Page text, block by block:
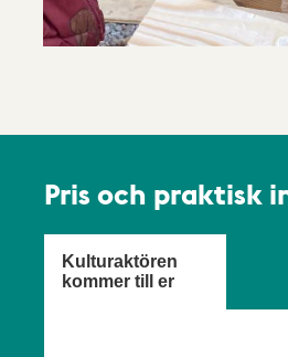
Pris och praktisk
Kulturaktören
kommer till er